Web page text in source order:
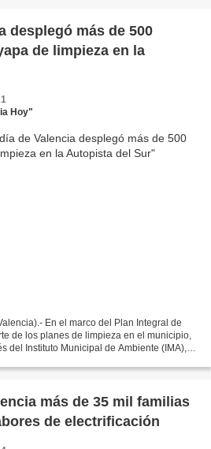
desplegó más de 500
de limpieza en la
Hoy"
En el marco del Plan Integral de
de los planes de limpieza en el municipio,
del Instituto Municipal de Ambiente (IMA),
más de 35 mil familias
de electrificación